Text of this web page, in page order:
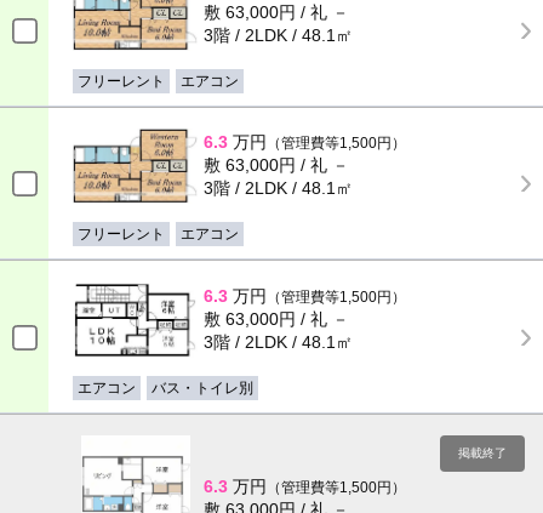
敷 63,000円 / 礼 －
3階 / 2LDK / 48.1㎡
フリーレント エアコン
6.3 万円 （管理費等1,500円）
敷 63,000円 / 礼 －
3階 / 2LDK / 48.1㎡
フリーレント エアコン
6.3 万円 （管理費等1,500円）
敷 63,000円 / 礼 －
3階 / 2LDK / 48.1㎡
エアコン バス・トイレ別
掲載終了
6.3 万円 （管理費等1,500円）